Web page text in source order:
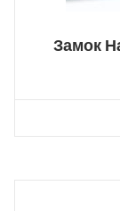
Замок